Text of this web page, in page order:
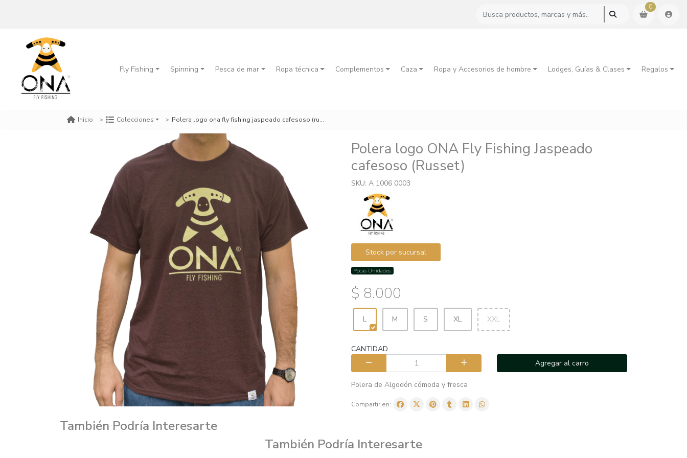
0
Fly Fishing Spinning Pesca de mar Ropa técnica Complementos Caza Ropa y Accesorios de hombre Lodges, Guías & Clases Regalos
Inicio Colecciones Polera logo ona fly fishing jaspeado cafesoso (russet)
Polera logo ONA Fly Fishing Jaspeado
cafesoso (Russet)
SKU: A 1006 0003
Stock por sucursal
Pocas Unidades.
$ 8.000
L M S XL XXL
CANTIDAD
Agregar al carro
Polera de Algodón cómoda y fresca
Compartir en:
También Podría Interesarte
También Podría Interesarte